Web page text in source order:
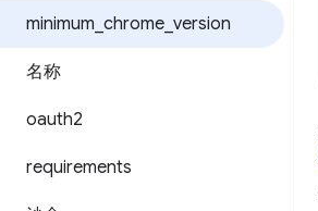
minimum chrome version
名称
oauth2
requirements